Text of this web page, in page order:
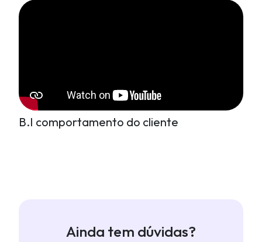
B.I comportamento do cliente
Ainda tem dúvidas?